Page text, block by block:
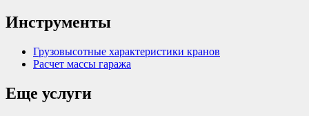
Инструменты
Грузовысотные характеристики кранов
Расчет массы гаража
Еще услуги